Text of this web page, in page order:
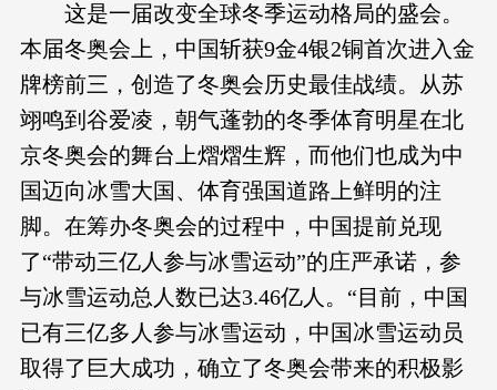
这是一届改变全球冬季运动格局的盛会。
本届冬奥会上，中国斩获9金4银2铜首次进入金
牌榜前三，创造了冬奥会历史最佳战绩。从苏
翊鸣到谷爱凌，朝气蓬勃的冬季体育明星在北
京冬奥会的舞台上熠熠生辉，而他们也成为中
国迈向冰雪大国、体育强国道路上鲜明的注
脚。在筹办冬奥会的过程中，中国提前兑现
了“带动三亿人参与冰雪运动”的庄严承诺，参
与冰雪运动总人数已达3.46亿人。“目前，中国
已有三亿多人参与冰雪运动，中国冰雪运动员
取得了巨大成功，确立了冬奥会带来的积极影